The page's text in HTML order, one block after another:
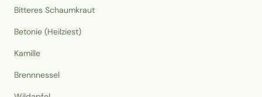
Bitteres Schaumkraut
Betonie (Heilziest)
Kamille
Brennnessel